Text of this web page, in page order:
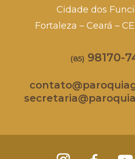
Cidade dos
Fortaleza – Ceará –
(85) 98170-